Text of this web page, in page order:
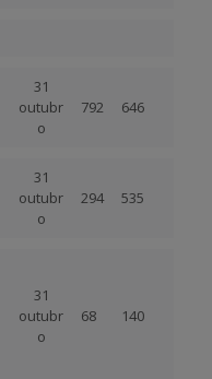
31
outubr
o
792 646
31
outubr
o
294 535
31
outubr
o
68 140